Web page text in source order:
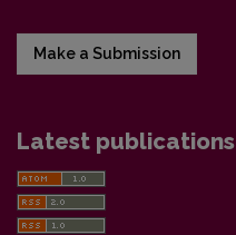
Make a Submission
Latest publications